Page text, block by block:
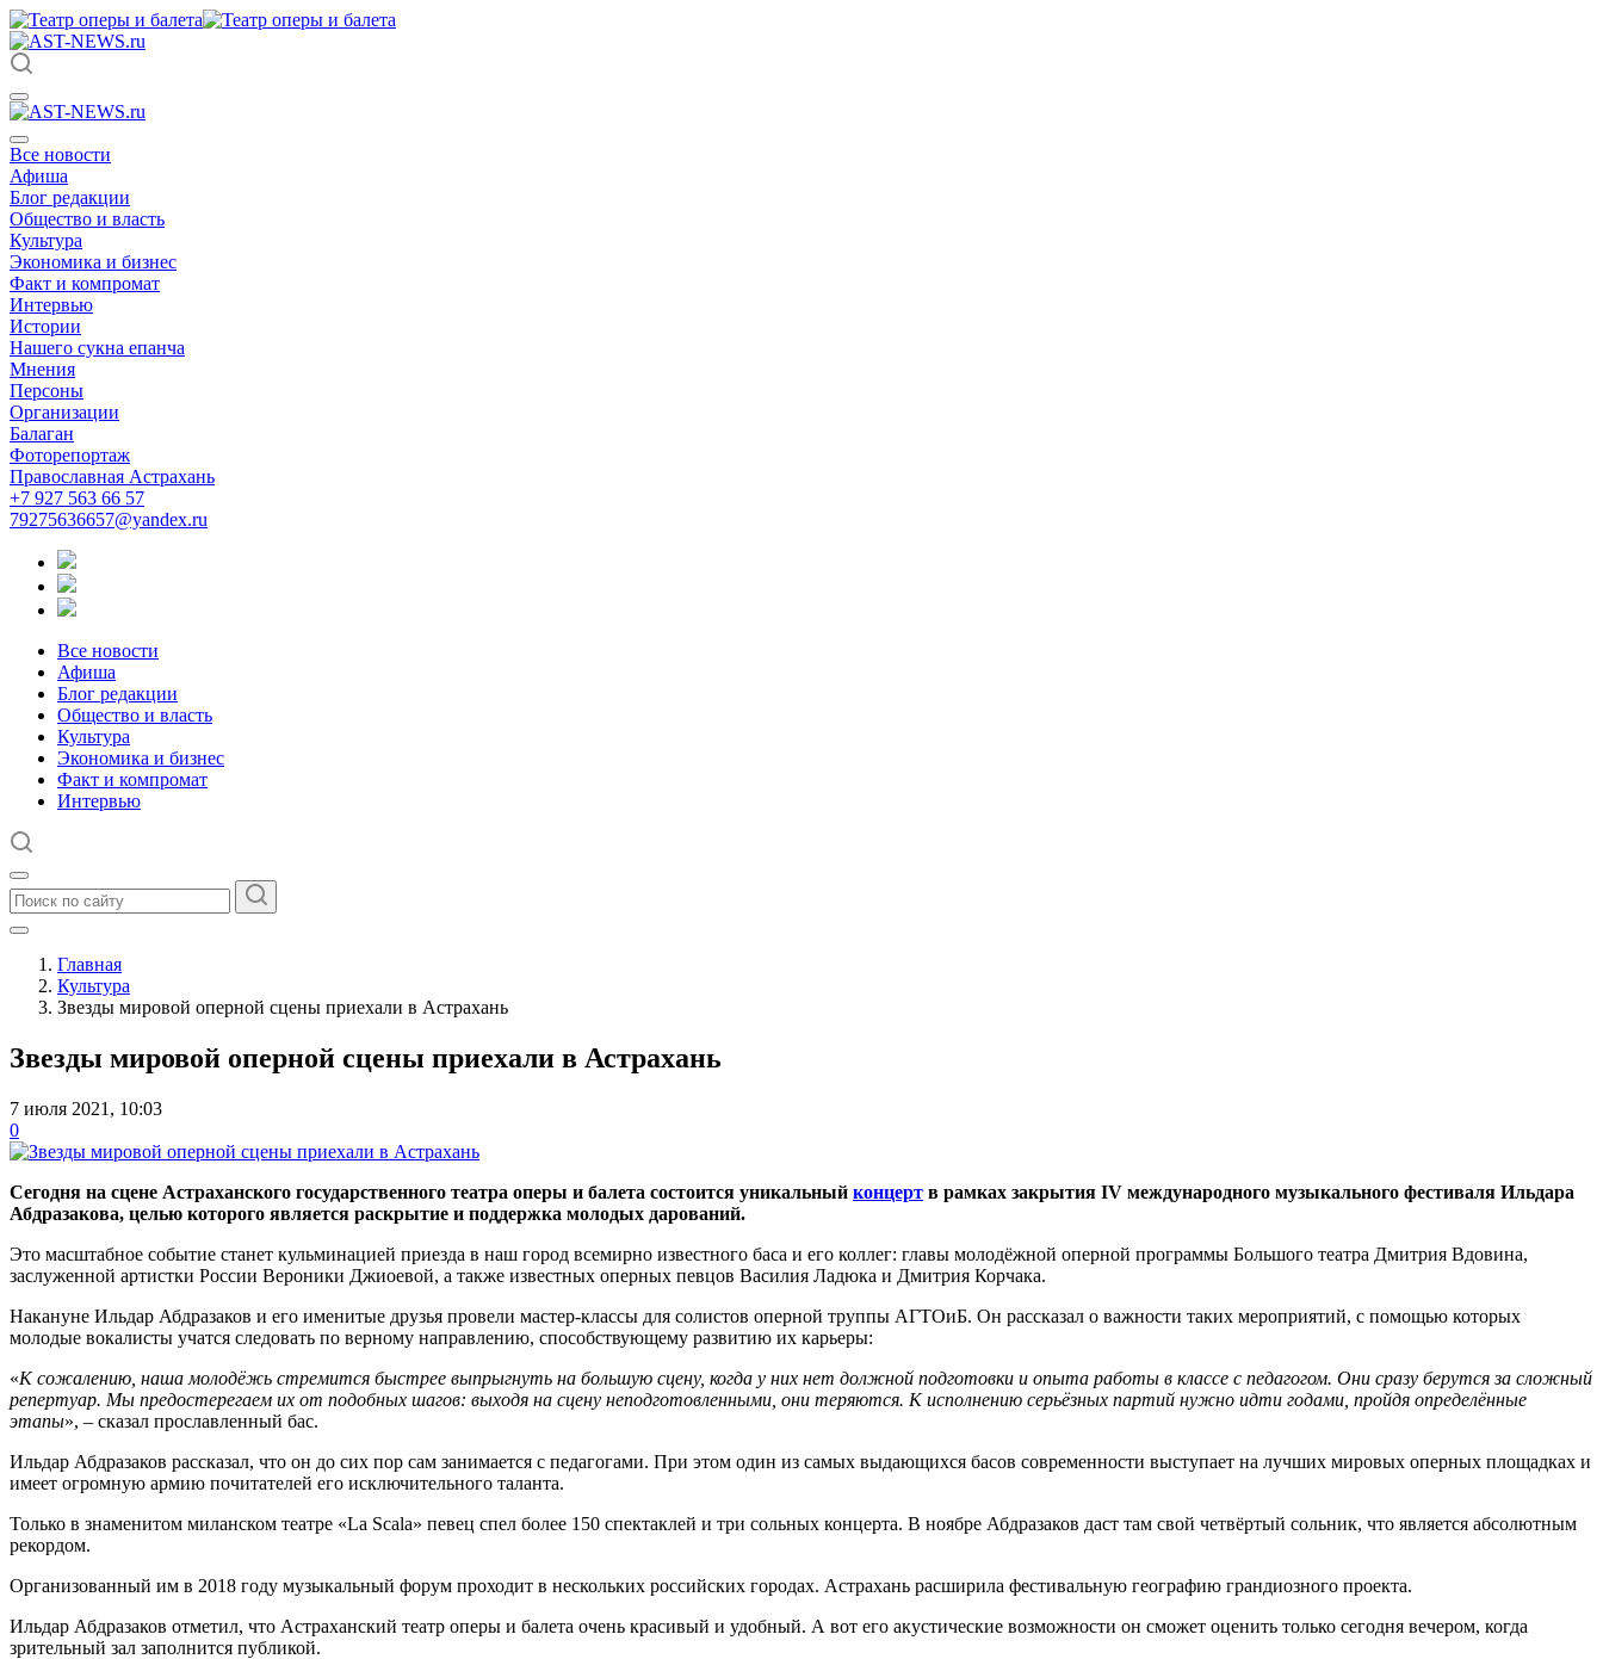
Все новости
Афиша
Блог редакции
Общество и власть
Культура
Экономика и бизнес
Факт и компромат
Интервью
Истории
Нашего сукна епанча
Мнения
Персоны
Организации
Балаган
Фоторепортаж
Православная Астрахань
+7 927 563 66 57
79275636657@yandex.ru
Все новости
Афиша
Блог редакции
Общество и власть
Культура
Экономика и бизнес
Факт и компромат
Интервью
Главная
Культура
Звезды мировой оперной сцены приехали в Астрахань
Звезды мировой оперной сцены приехали в Астрахань
7 июля 2021, 10:03
0
Сегодня на сцене Астраханского государственного театра оперы и балета состоится уникальный концерт в рамках закрытия IV международного музыкального фестиваля Ильдара
Абдразакова, целью которого является раскрытие и поддержка молодых дарований.
Это масштабное событие станет кульминацией приезда в наш город всемирно известного баса и его коллег: главы молодёжной оперной программы Большого театра Дмитрия Вдовина,
заслуженной артистки России Вероники Джиоевой, а также известных оперных певцов Василия Ладюка и Дмитрия Корчака.
Накануне Ильдар Абдразаков и его именитые друзья провели мастер-классы для солистов оперной труппы АГТОиБ. Он рассказал о важности таких мероприятий, с помощью которых
молодые вокалисты учатся следовать по верному направлению, способствующему развитию их карьеры:
«К сожалению, наша молодёжь стремится быстрее выпрыгнуть на большую сцену, когда у них нет должной подготовки и опыта работы в классе с педагогом. Они сразу берутся за сложный
репертуар. Мы предостерегаем их от подобных шагов: выходя на сцену неподготовленными, они теряются. К исполнению серьёзных партий нужно идти годами, пройдя определённые
этапы», – сказал прославленный бас.
Ильдар Абдразаков рассказал, что он до сих пор сам занимается с педагогами. При этом один из самых выдающихся басов современности выступает на лучших мировых оперных площадках и
имеет огромную армию почитателей его исключительного таланта.
Только в знаменитом миланском театре «La Scala» певец спел более 150 спектаклей и три сольных концерта. В ноябре Абдразаков даст там свой четвёртый сольник, что является абсолютным
рекордом.
Организованный им в 2018 году музыкальный форум проходит в нескольких российских городах. Астрахань расширила фестивальную географию грандиозного проекта.
Ильдар Абдразаков отметил, что Астраханский театр оперы и балета очень красивый и удобный. А вот его акустические возможности он сможет оценить только сегодня вечером, когда
зрительный зал заполнится публикой.